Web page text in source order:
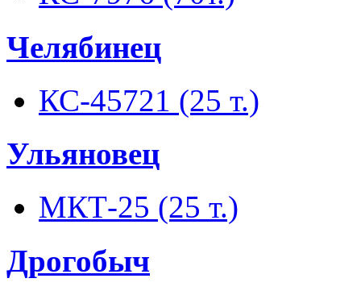
Челябинец
КС-45721 (25 т.)
Ульяновец
МКТ-25 (25 т.)
Дрогобыч